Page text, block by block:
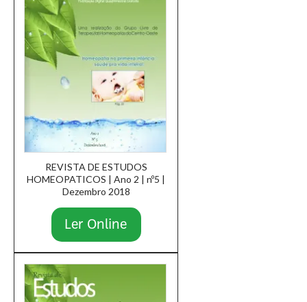
REVISTA DE ESTUDOS
HOMEOPATICOS | Ano 2 | nº5 |
Dezembro 2018
Ler Online